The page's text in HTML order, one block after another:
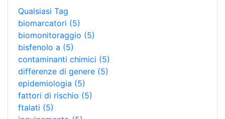
Qualsiasi Tag
biomarcatori (5)
biomonitoraggio (5)
bisfenolo a (5)
contaminanti chimici (5)
differenze di genere (5)
epidemiologia (5)
fattori di rischio (5)
ftalati (5)